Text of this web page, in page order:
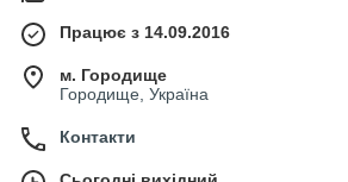
Працює з 14.09.2016
м. Городище
Городище, Україна
Контакти